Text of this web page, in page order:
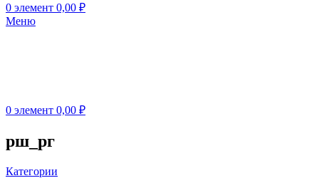
0 элемент 0,00 ₽
Меню
0 элемент 0,00 ₽
рш_рг
Категории